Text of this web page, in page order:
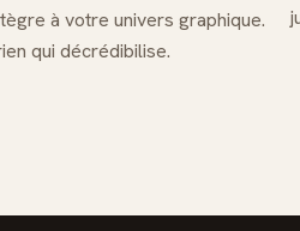
à votre univers graphique.
qui décrédibilise.